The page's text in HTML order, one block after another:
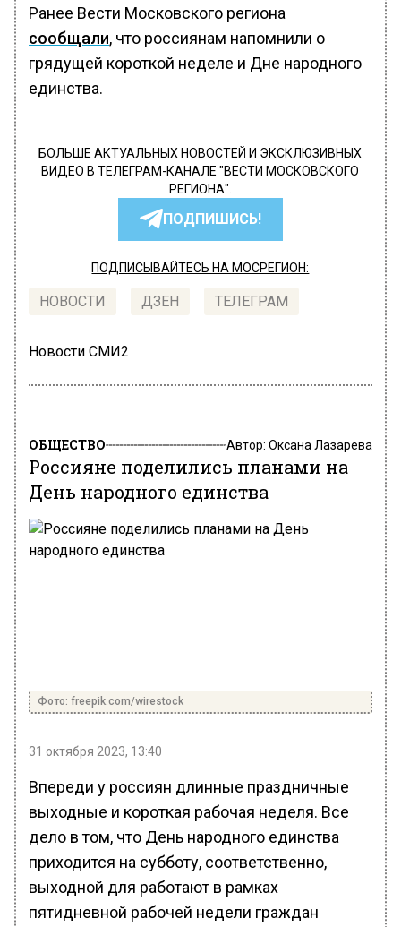
Ранее Вести Московского региона
сообщали, что россиянам напомнили о
грядущей короткой неделе и Дне народного
единства.
БОЛЬШЕ АКТУАЛЬНЫХ НОВОСТЕЙ И ЭКСКЛЮЗИВНЫХ
ВИДЕО В ТЕЛЕГРАМ-КАНАЛЕ "ВЕСТИ МОСКОВСКОГО
РЕГИОНА".
ПОДПИШИСЬ!
ПОДПИСЫВАЙТЕСЬ НА МОСРЕГИОН:
НОВОСТИ ДЗЕН ТЕЛЕГРАМ
Новости СМИ2
ОБЩЕСТВО Автор: Оксана Лазарева
Россияне поделились планами на
День народного единства
Фото: freepik.com/wirestock
31 октября 2023, 13:40
Впереди у россиян длинные праздничные
выходные и короткая рабочая неделя. Все
дело в том, что День народного единства
приходится на субботу, соответственно,
выходной для работают в рамках
пятидневной рабочей недели граждан